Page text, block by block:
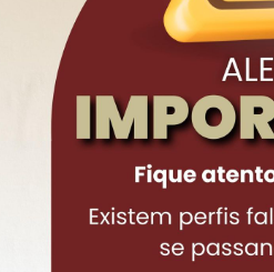
ÁREAS DE ATUAÇÃO